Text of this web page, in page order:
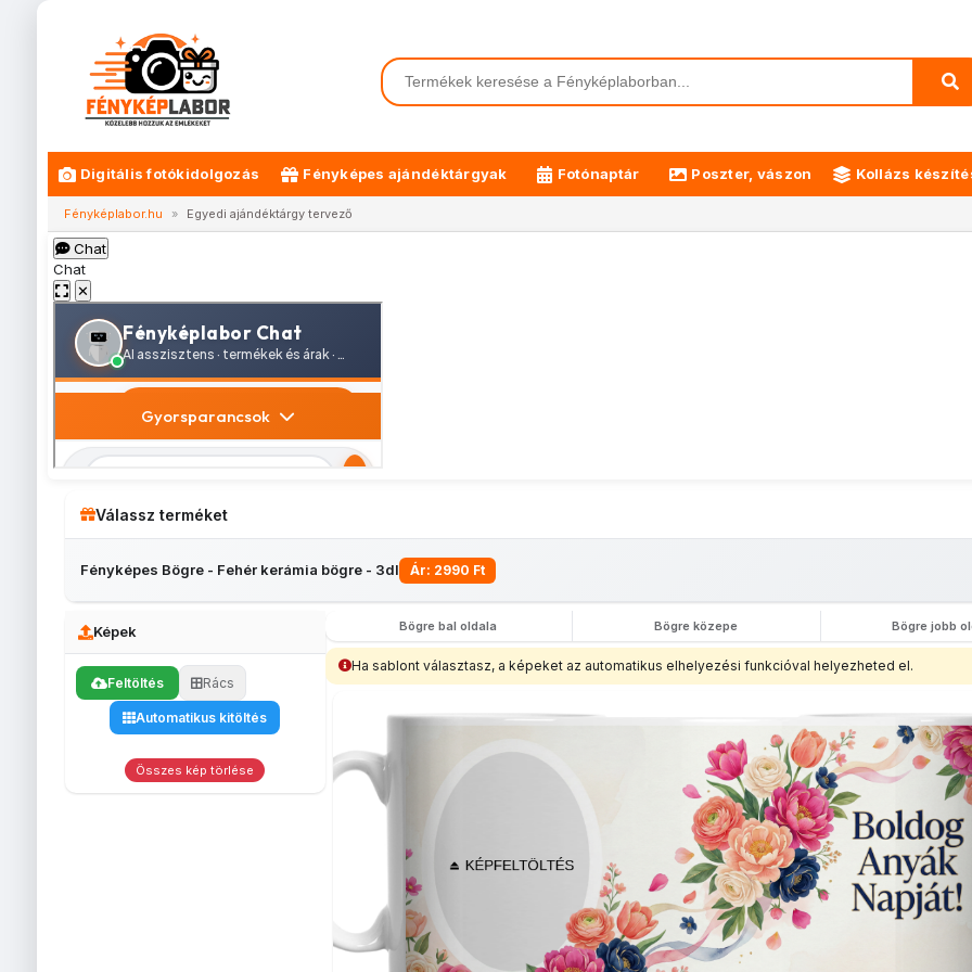
Digitális fotókidolgozás Fényképes ajándéktárgyak Fotónaptár Poszter, vászon Kollázs
Fényképlabor.hu » Egyedi ajándéktárgy tervező
Chat
Chat
✕
Válassz terméket
Fényképes Bögre - Fehér kerámia bögre - 3dl Ár: 2990 Ft
Fényképes
Bögrék
Fényképes
egérpadok
Egyedi
Fényképes
Fényképes
jegyzetfüzet
Borosüveg
póló
szemüveg
törlőkendő
15x18cm
Képek
Feltöltés Rács
Automatikus kitöltés
Összes kép törlése
Bögre bal oldala Bögre közepe Bögre jobb
Ha sablont választasz, a képeket az automatikus elhelyezési funkcióval helyezheted el.